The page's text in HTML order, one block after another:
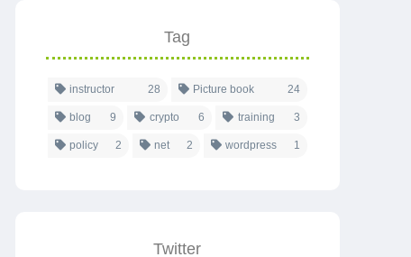
Tag
instructor 28 Picture book 24
blog 9 crypto 6 training 3
policy 2 net 2 wordpress 1
Twitter